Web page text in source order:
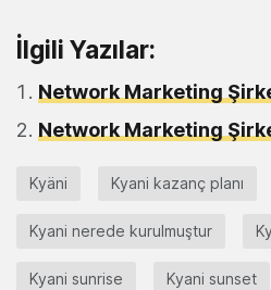
İlgili Yazılar:
Network Marketing
Network Marketing
Kyäni Kyani kazanç planı
Kyani nerede kurulmuştur
Kyani sunrise Kyani sunset